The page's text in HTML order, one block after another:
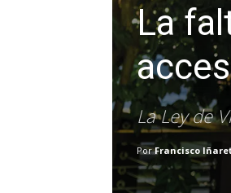
La
La Ley de
Por Francisco